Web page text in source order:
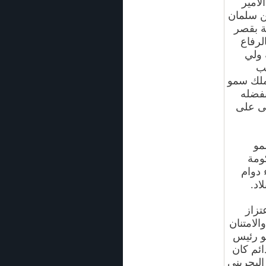
سلمان
بقصر
ولي
سمو
على
دوام
رئيس
كان